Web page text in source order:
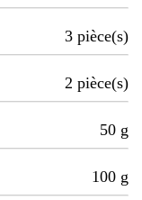
3 pièce(s)
2 pièce(s)
50 g
100 g